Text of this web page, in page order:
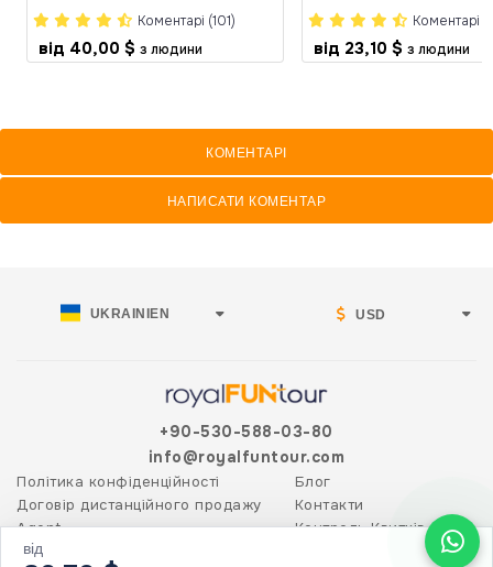
від
Коментарі (101)
від 40,00 $ з людини
Коментарі
від 23,10 $ з людини
КОМЕНТАРІ
НАПИСАТИ КОМЕНТАР
UKRAINIEN USD
+90-530-588-03-80
info@royalfuntour.com
Політика конфіденційності
Договір дистанційного продажу
Agent
Блог
Контакти
Контроль Квитків